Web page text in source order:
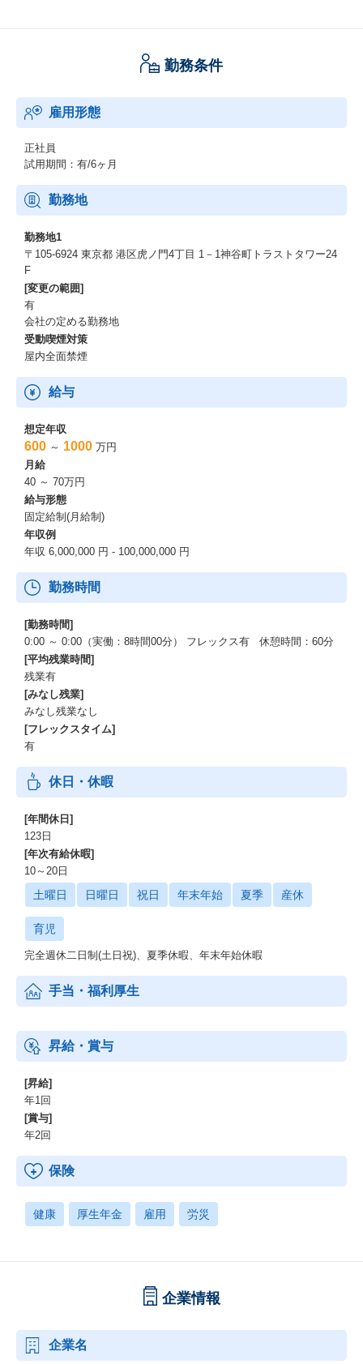
勤務条件
雇用形態
正社員
試用期間：有/6ヶ月
勤務地
勤務地1
〒105-6924 東京都 港区虎ノ門4丁目 1－1神谷町トラストタワー24
F
[変更の範囲]
有
会社の定める勤務地
受動喫煙対策
屋内全面禁煙
給与
想定年収
600 ～ 1000 万円
月給
40 ～ 70万円
給与形態
固定給制(月給制)
年収例
年収 6,000,000 円 - 100,000,000 円
勤務時間
[勤務時間]
0:00 ～ 0:00（実働：8時間00分） フレックス有 休憩時間：60分
[平均残業時間]
残業有
[みなし残業]
みなし残業なし
[フレックスタイム]
有
休日・休暇
[年間休日]
123日
[年次有給休暇]
10～20日
土曜日 日曜日 祝日 年末年始 夏季 産休
育児
完全週休二日制(土日祝)、夏季休暇、年末年始休暇
手当・福利厚生
昇給・賞与
[昇給]
年1回
[賞与]
年2回
保険
健康 厚生年金 雇用 労災
企業情報
企業名